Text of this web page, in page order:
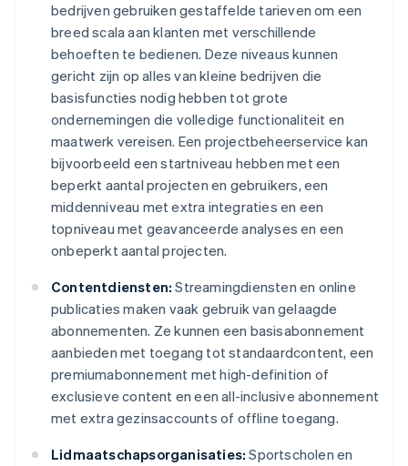
bedrijven gebruiken gestaffelde tarieven om een
breed scala aan klanten met verschillende
behoeften te bedienen. Deze niveaus kunnen
gericht zijn op alles van kleine bedrijven die
basisfuncties nodig hebben tot grote
ondernemingen die volledige functionaliteit en
maatwerk vereisen. Een projectbeheerservice kan
bijvoorbeeld een startniveau hebben met een
beperkt aantal projecten en gebruikers, een
middenniveau met extra integraties en een
topniveau met geavanceerde analyses en een
onbeperkt aantal projecten.
Contentdiensten: Streamingdiensten en online
publicaties maken vaak gebruik van gelaagde
abonnementen. Ze kunnen een basisabonnement
aanbieden met toegang tot standaardcontent, een
premiumabonnement met high-definition of
exclusieve content en een all-inclusive abonnement
met extra gezinsaccounts of offline toegang.
Lidmaatschapsorganisaties: Sportscholen en